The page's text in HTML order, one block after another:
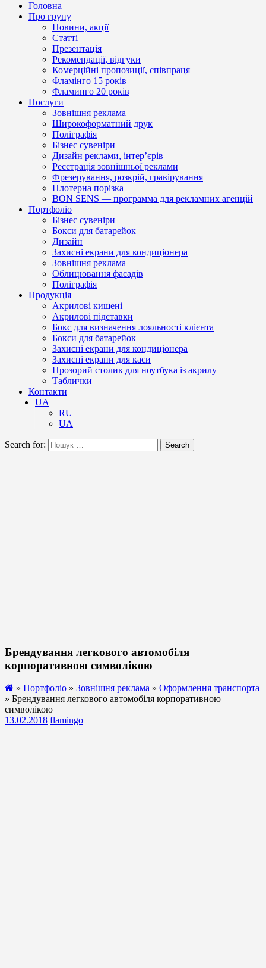
Головна
Про групу
Новини, акції
Статті
Презентація
Рекомендації, відгуки
Комерційні пропозиції, співпраця
Фламінго 15 років
Фламинго 20 років
Послуги
Зовнішня реклама
Широкоформатний друк
Поліграфія
Бізнес сувеніри
Дизайн реклами, інтер’єрів
Реєстрація зовнішньої реклами
Фрезерування, розкрій, гравірування
Плотерна порізка
BON SENS — программа для рекламних агенцій
Портфоліо
Бізнес сувеніри
Бокси для батарейок
Дизайн
Захисні екрани для кондиціонера
Зовнішня реклама
Облицювання фасадів
Поліграфія
Продукція
Акрилові кишені
Акрилові підставки
Бокс для визначення лояльності клієнта
Бокси для батарейок
Захисні екрани для кондиціонера
Захисні екрани для каси
Прозорий столик для ноутбука із акрилу
Таблички
Контакти
UA
RU
UA
Search for: Search
Брендування легкового автомобіля
корпоративною символікою
» Портфоліо » Зовнішня реклама » Оформлення транспорта
» Брендування легкового автомобіля корпоративною
символікою
13.02.2018 flamingo